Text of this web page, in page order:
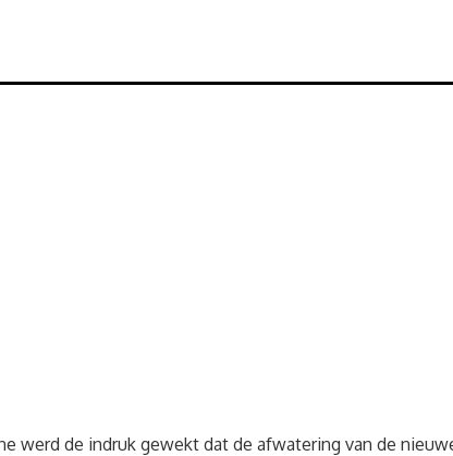
werd de indruk gewekt dat de afwatering van de